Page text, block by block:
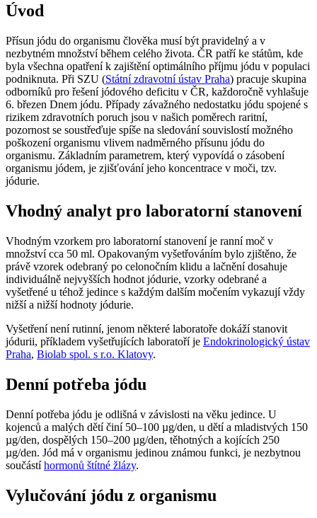
Úvod
Přísun jódu do organismu člověka musí být pravidelný a v
nezbytném množství během celého života. ČR patří ke státům, kde
byla všechna opatření k zajištění optimálního příjmu jódu v populaci
podniknuta. Při SZU (Státní zdravotní ústav Praha) pracuje skupina
odborníků pro řešení jódového deficitu v ČR, každoročně vyhlašuje
6. březen Dnem jódu. Případy závažného nedostatku jódu spojené s
rizikem zdravotních poruch jsou v našich poměrech raritní,
pozornost se soustřeďuje spíše na sledování souvislostí možného
poškození organismu vlivem nadměrného přísunu jódu do
organismu. Základním parametrem, který vypovídá o zásobení
organismu jódem, je zjišťování jeho koncentrace v moči, tzv.
jódurie.
Vhodný analyt pro laboratorní stanovení
Vhodným vzorkem pro laboratorní stanovení je ranní moč v
množství cca 50 ml. Opakovaným vyšetřováním bylo zjištěno, že
právě vzorek odebraný po celonočním klidu a lačnění dosahuje
individuálně nejvyšších hodnot jódurie, vzorky odebrané a
vyšetřené u téhož jedince s každým dalším močením vykazují vždy
nižší a nižší hodnoty jódurie.
Vyšetření není rutinní, jenom některé laboratoře dokáží stanovit
jódurii, příkladem vyšetřujících laboratoří je Endokrinologický ústav
Praha, Biolab spol. s r.o. Klatovy.
Denní potřeba jódu
Denní potřeba jódu je odlišná v závislosti na věku jedince. U
kojenců a malých dětí činí 50–100 µg/den, u dětí a mladistvých 150
µg/den, dospělých 150–200 µg/den, těhotných a kojících 250
µg/den. Jód má v organismu jedinou známou funkci, je nezbytnou
součástíhormonů štítné žlázy.
Vylučování jódu z organismu